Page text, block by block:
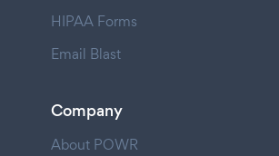
HIPAA Forms
Email Blast
Company
About POWR